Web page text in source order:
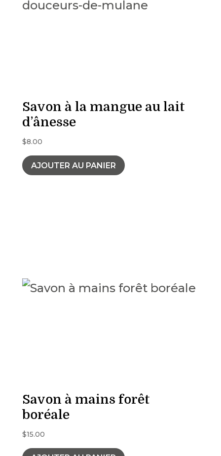
Savon à la mangue au lait
d’ânesse
$8.00
AJOUTER AU PANIER
Savon à mains forêt
boréale
$15.00